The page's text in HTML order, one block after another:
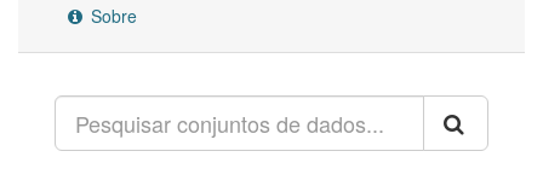
Sobre